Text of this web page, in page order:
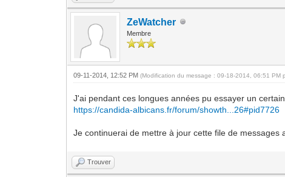
ZeWatcher
Membre
09-11-2014, 12:52 PM(Modification du message : 09-18-2014, 06:51 PM
J'ai pendant ces longues années pu essayer un
https://candida-albicans.fr/forum/showth...26#pid7726
Je continuerai de mettre à jour cette file de messages
Trouver